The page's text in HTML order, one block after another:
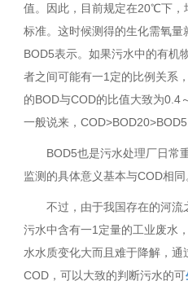
值。因此，目前规定在20℃下，
标准。这时候测得的生化需氧量
BOD5表示。如果污水中的有机
者之间可能有一1定的比例关系
的BOD与COD的比值大致为0.4
一般说来，COD>BOD20>BOD5
BOD5也是污水处理厂日常
监测的具体意义基本与COD相同
不过，由于我国存在的河
污水中含有一1定量的工业废水
水水质变化大而且难于降解，通
COD，可以大致的判断污水的可